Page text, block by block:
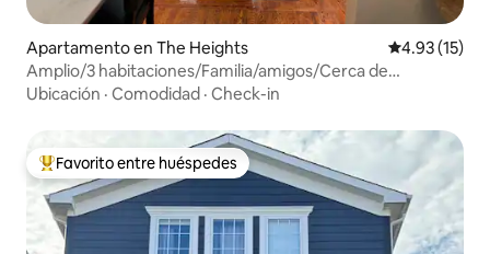
Apartamento en The Heights Calificación
4.93 (15)
Amplio/3 habitaciones/Familia/amigos/Cerca de
NYC/Metlife
Ubicación · Comodidad · Check-in
Favorito entre huéspedes preferido
Favorito entre huéspedes